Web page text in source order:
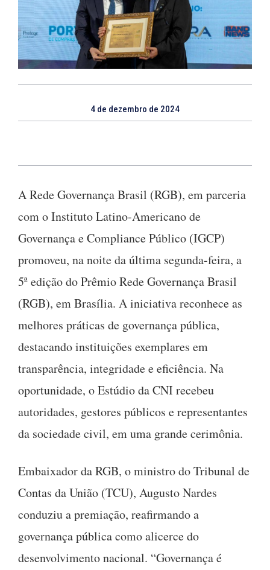
4 de dezembro de 2024
A Rede Governança Brasil (RGB), em parceria
com o Instituto Latino-Americano de
Governança e Compliance Público (IGCP)
promoveu, na noite da última segunda-feira, a
5ª edição do Prêmio Rede Governança Brasil
(RGB), em Brasília. A iniciativa reconhece as
melhores práticas de governança pública,
destacando instituições exemplares em
transparência, integridade e eficiência. Na
oportunidade, o Estúdio da CNI recebeu
autoridades, gestores públicos e representantes
da sociedade civil, em uma grande cerimônia.
Embaixador da RGB, o ministro do Tribunal de
Contas da União (TCU), Augusto Nardes
conduziu a premiação, reafirmando a
governança pública como alicerce do
desenvolvimento nacional. “Governança é